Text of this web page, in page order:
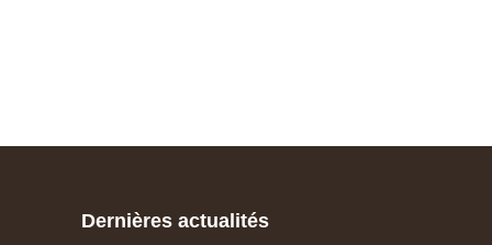
Dernières actualités